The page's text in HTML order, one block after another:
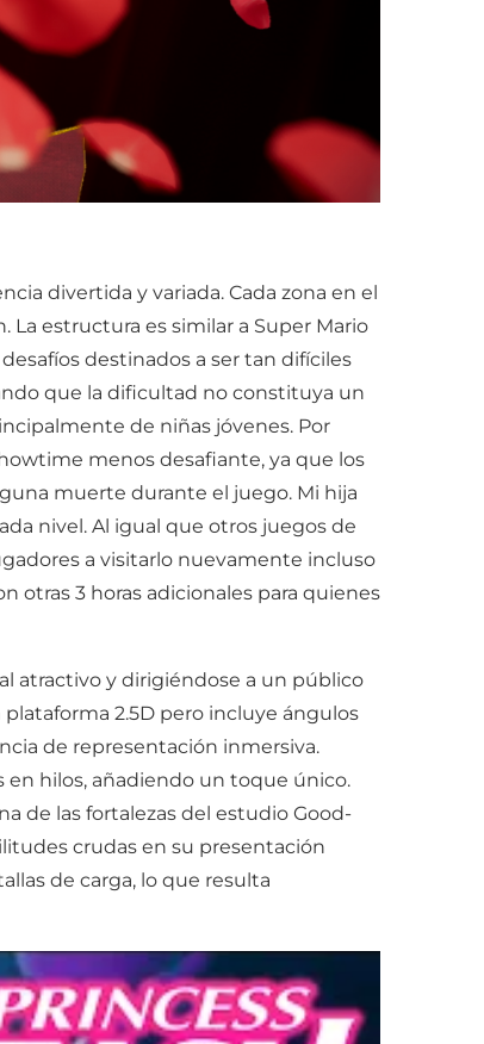
divertida y variada. Cada zona en el
estructura es similar a Super Mario
destinados a ser tan difíciles
que la dificultad no constituya un
de niñas jóvenes. Por
menos desafiante, ya que los
muerte durante el juego. Mi hija
nivel. Al igual que otros juegos de
a visitarlo nuevamente incluso
otras 3 horas adicionales para quienes
atractivo y dirigiéndose a un público
2.5D pero incluye ángulos
de representación inmersiva.
hilos, añadiendo un toque único.
de las fortalezas del estudio Good-
crudas en su presentación
de carga, lo que resulta